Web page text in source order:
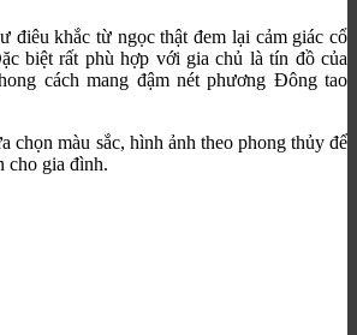
điêu khắc từ ngọc thật đem lại cảm giác cổ
biệt rất phù hợp với gia chủ là tín đồ của
cách mang đậm nét phương Đông tao
chọn màu sắc, hình ảnh theo phong thủy để
cho gia đình.